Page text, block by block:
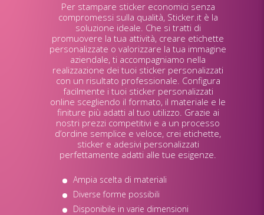
Per stampare sticker economici senza
compromessi sulla qualità, Sticker.it è la
soluzione ideale. Che si tratti di
promuovere la tua attività, creare etichette
personalizzate o valorizzare la tua immagine
aziendale, ti accompagniamo nella
realizzazione dei tuoi sticker personalizzati
con un risultato professionale. Configura
facilmente i tuoi sticker personalizzati
online scegliendo il formato, il materiale e le
finiture più adatti al tuo utilizzo. Grazie ai
nostri prezzi competitivi e a un processo
d’ordine semplice e veloce, crei etichette,
sticker e adesivi personalizzati
perfettamente adatti alle tue esigenze.
Ampia scelta di materiali
Diverse forme possibili
Disponibile in varie dimensioni